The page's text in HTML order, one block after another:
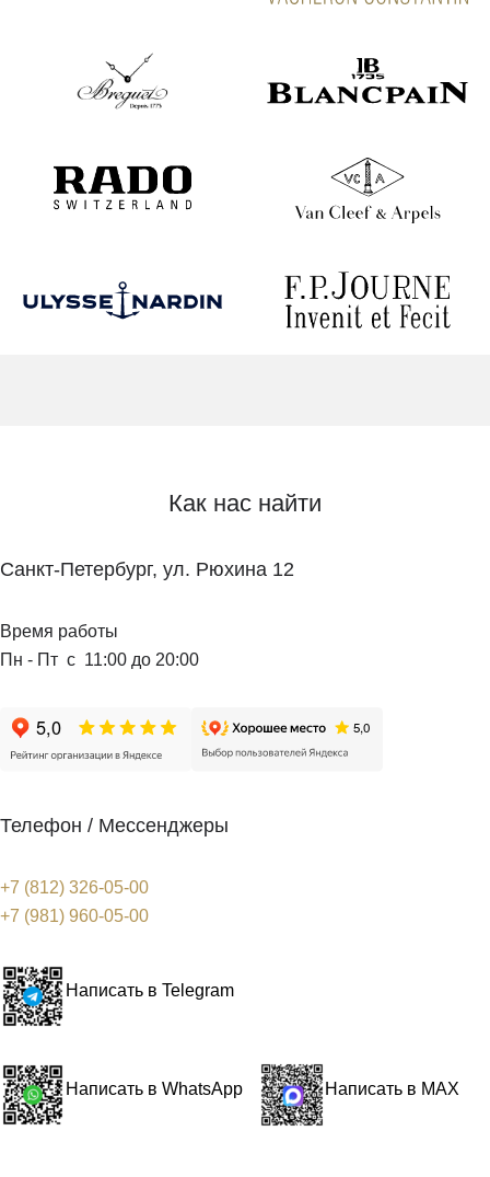
Как нас найти
Телефон / Мессенджеры
+7 (812) 326-05-00
+7 (981) 960-05-00
Написать в Telegram
Написать в WhatsApp Написать в MAX
Санкт-Петербург, ул. Рюхина 12
Время работы
Пн - Пт с 11:00 до 20:00